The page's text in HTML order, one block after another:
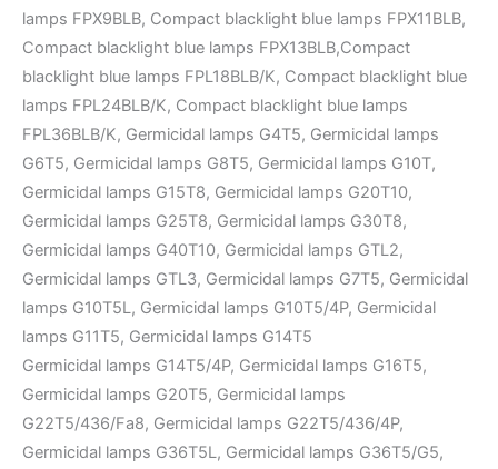
lamps FPX9BLB, Compact blacklight blue lamps FPX11BLB,
Compact blacklight blue lamps FPX13BLB,Compact
blacklight blue lamps FPL18BLB/K, Compact blacklight blue
lamps FPL24BLB/K, Compact blacklight blue lamps
FPL36BLB/K, Germicidal lamps G4T5, Germicidal lamps
G6T5, Germicidal lamps G8T5, Germicidal lamps G10T,
Germicidal lamps G15T8, Germicidal lamps G20T10,
Germicidal lamps G25T8, Germicidal lamps G30T8,
Germicidal lamps G40T10, Germicidal lamps GTL2,
Germicidal lamps GTL3, Germicidal lamps G7T5, Germicidal
lamps G10T5L, Germicidal lamps G10T5/4P, Germicidal
lamps G11T5, Germicidal lamps G14T5
Germicidal lamps G14T5/4P, Germicidal lamps G16T5,
Germicidal lamps G20T5, Germicidal lamps
G22T5/436/Fa8, Germicidal lamps G22T5/436/4P,
Germicidal lamps G36T5L, Germicidal lamps G36T5/G5,